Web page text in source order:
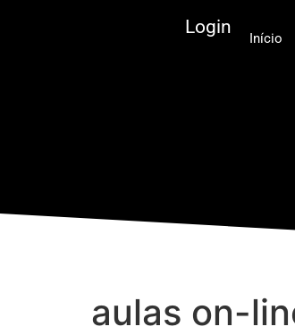
Início
Login
aulas on-